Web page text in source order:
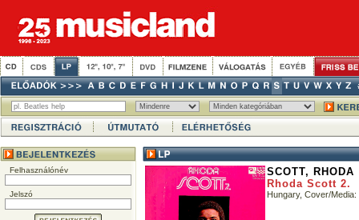
Felhasználónév
Jelszó
SCOTT, RHODA
Rhoda Scott 2.
Hungary, Cover/Media: